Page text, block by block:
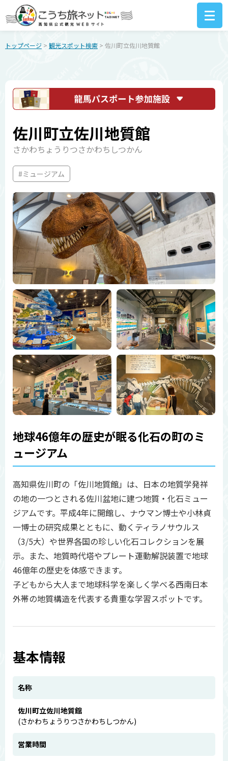
トップページ > 観光スポット検索 > 佐川町立佐川地質館
佐川町立佐川地質館
さかわちょうりつさかわちしつかん
#ミュージアム
地球46億年の歴史が眠る化石の町のミ
ュージアム
高知県佐川町の「佐川地質館」は、日本の地質学発祥
の地の一つとされる佐川盆地に建つ地質・化石ミュー
ジアムです。平成4年に開館し、ナウマン博士や小林貞
一博士の研究成果とともに、動くティラノサウルス
（3/5大）や世界各国の珍しい化石コレクションを展
示。また、地質時代塔やプレート運動解説装置で地球
46億年の歴史を体感できます。
子どもから大人まで地球科学を楽しく学べる西南日本
外帯の地質構造を代表する貴重な学習スポットです。
基本情報
名称
佐川町立佐川地質館
(さかわちょうりつさかわちしつかん)
営業時間